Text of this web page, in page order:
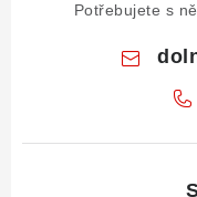
Potřebujete s